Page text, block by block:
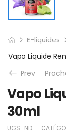
E-liquides
Vapo Liquide
Prev
Vapo
30ml
UGS : ND